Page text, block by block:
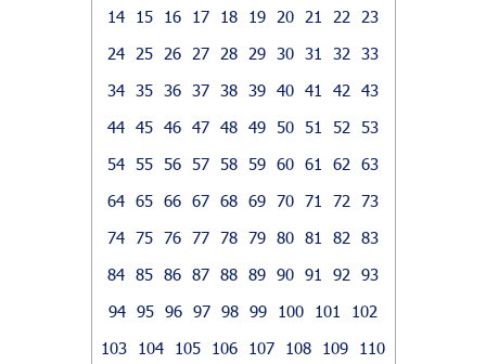
14
15 16 17 18 19 20 21 22
23
24
25 26 27 28 29 30 31 32
33
34
35 36 37 38 39 40 41 42
43
44 45 46 47 48 49 50 51 52
53
54
55 56 57 58 59 60 61 62
63
64 65 66 67 68 69 70 71 72
73
74 75 76 77 78 79 80 81 82
83
84 85 86 87 88 89 90 91 92
93
94 95 96 97 98 99 100 101
102
103
104 105 106 107 108 109
110